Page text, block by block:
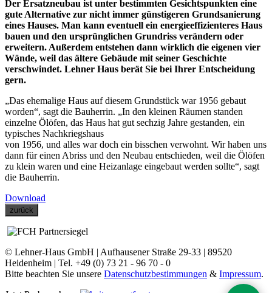
Der Ersatzneubau ist unter bestimmten Gesichtspunkten eine
gute Alternative zur nicht immer günstigeren Grundsanierung
eines Hauses. Man kann eventuell ein energieeffizienteres Haus
bauen und den ursprünglichen Grundriss verändern oder
erweitern. Außerdem entstehen dann wirklich die eigenen vier
Wände, weil das ältere Gebäude mit seiner Geschichte
verschwindet. Lehner Haus berät Sie bei Ihrer Entscheidung
gern.
„Das ehemalige Haus auf diesem Grundstück war 1956 gebaut
worden“, sagt die Bauherrin. „In den kleinen Räumen standen
einzelne Ölöfen, das Haus hat gut sechzig Jahre gestanden, ein
typisches Nachkriegshaus
von 1956, und alles war doch ein bisschen verwohnt. Wir haben uns
dann für einen Abriss und den Neubau entschieden, weil die Ölöfen
zu klein waren und eine Heizanlage eingebaut werden sollte“, sagt
die Bauherrin.
Download
zurück
© Lehner-Haus GmbH | Aufhausener Straße 29-33 | 89520
Heidenheim | Tel. +49 (0) 73 21 - 96 70 - 0
Bitte beachten Sie unsere Datenschutzbestimmungen & Impressum.